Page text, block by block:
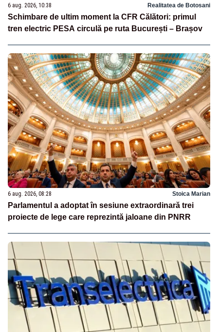
6 aug. 2026, 10:38 Realitatea de Botosani
Schimbare de ultim moment la CFR Călători: primul
tren electric PESA circulă pe ruta București – Brașov
6 aug. 2026, 08:28 Stoica Marian
Parlamentul a adoptat în sesiune extraordinară trei
proiecte de lege care reprezintă jaloane din PNRR